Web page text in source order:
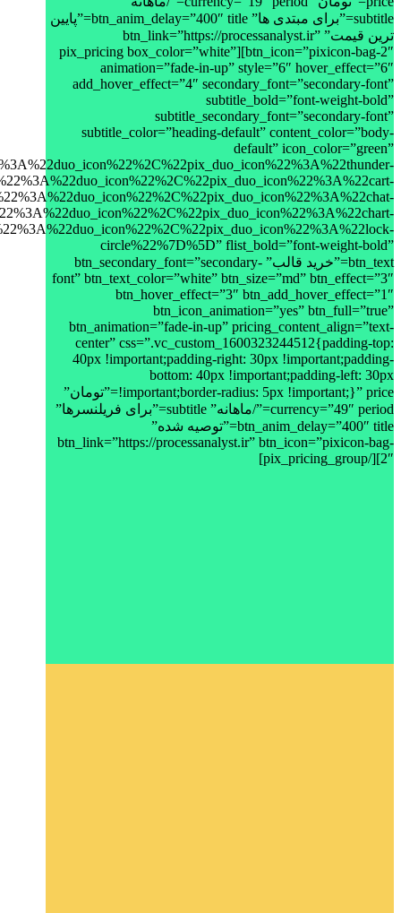
subtitle=”برای مبتدی ها” btn_anim_delay=”400″ title=”پایین
ترین قیمت” btn_link=”https://processanalyst.ir”
btn_icon=”pixicon-bag-2″][pix_pricing box_color=”white”
animation=”fade-in-up” style=”6″ hover_effect=”6″
add_hover_effect=”4″ secondary_font=”secondary-font”
subtitle_bold=”font-weight-bold”
subtitle_secondary_font=”secondary-font”
subtitle_color=”heading-default” content_color=”body-
default” icon_color=”green”
circle%22%7D%5D” flist_bold=”font-weight-bold”
btn_text=”خرید قالب” btn_secondary_font=”secondary-
font” btn_text_color=”white” btn_size=”md” btn_effect=”3″
btn_hover_effect=”3″ btn_add_hover_effect=”1″
btn_icon_animation=”yes” btn_full=”true”
btn_animation=”fade-in-up” pricing_content_align=”text-
center” css=”.vc_custom_1600323244512{padding-top:
40px !important;padding-right: 30px !important;padding-
bottom: 40px !important;padding-left: 30px
!important;border-radius: 5px !important;}” price=”تومان”
currency=”49″ period=”/ماهانه” subtitle=”برای فریلنسرها”
btn_anim_delay=”400″ title=”توصیه شده”
btn_link=”https://processanalyst.ir” btn_icon=”pixicon-bag-
2″][/pix_pricing_group]